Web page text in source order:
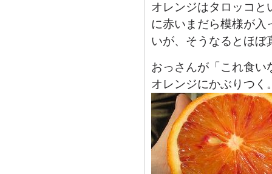
オレンジはタロッコと
に赤いまだら模様が入
いが、そうなるとほぼ
おっさんが「これ食い
オレンジにかぶりつく